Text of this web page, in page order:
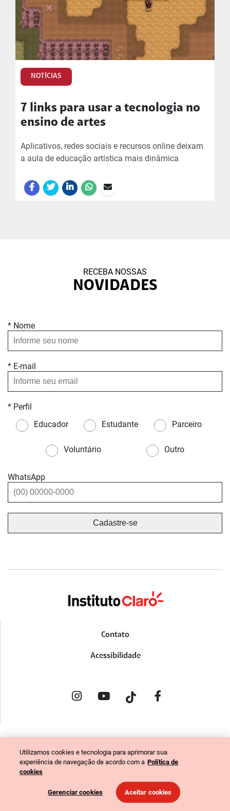
NOTÍCIAS
7 links para usar a tecnologia no
ensino de artes
Aplicativos, redes sociais e recursos online deixam
a aula de educação artística mais dinâmica
RECEBA NOSSAS
NOVIDADES
* Nome
* E-mail
* Perfil
Educador
Estudante Parceiro
Voluntário Outro
WhatsApp
Contato
Acessibilidade
PORTAL DE DENÚNCIAS
CÓDIGO DE ÉTICA (COLABORADORES)
Utilizamos cookies e tecnologia para aprimorar sua
experiência de navegação de acordo com a Política de
cookies
Gerenciar cookies Aceitar cookies